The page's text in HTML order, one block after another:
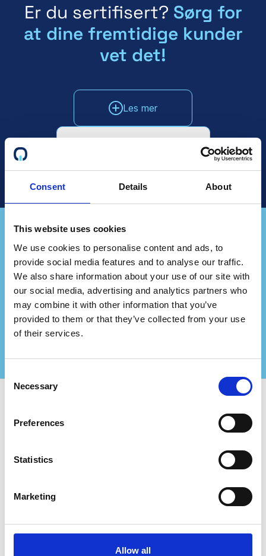
Consent Details About
This website uses cookies
We use cookies to personalise content and ads, to
provide social media features and to analyse our traffic.
We also share information about your use of our site with
our social media, advertising and analytics partners who
may combine it with other information that you’ve
provided to them or that they’ve collected from your use
of their services.
Selection
Necessary
Preferences
Statistics
Marketing
Allow all
Er du sertifisert? Sørg for
at dine fremtidige kunder
vet det!
Les mer
Representerer du et
konsulentfirma?
Partner med oss og skap enda større verdi for
dine sertifiserte kunder!
Kontakt oss for mer informasjon
Certifiqat-merket
Faktura/Fakturering